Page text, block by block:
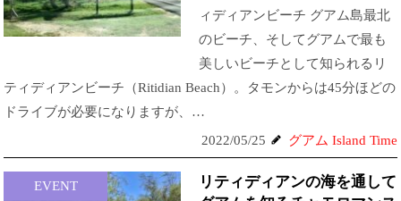
ィディアンビーチ グアム島最北
のビーチ、そしてグアムで最も
美しいビーチとして知られるリ
ティディアンビーチ（Ritidian Beach）。タモンからは45分ほどの
ドライブが必要になりますが、…
2022/05/25
グアム Island Time
EVENT
リティディアンの海を通して